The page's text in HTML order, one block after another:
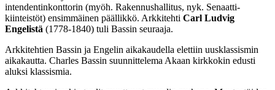
intendentinkonttorin (myöh. Rakennushallitus, nyk. Senaatti-
kiinteistöt) ensimmäinen päällikkö. Arkkitehti Carl Ludvig
Engelistä (1778-1840) tuli Bassin seuraaja.
Arkkitehtien Bassin ja Engelin aikakaudella elettiin uusklassismin
aikakautta. Charles Bassin suunnittelema Akaan kirkkokin edusti
aluksi klassismia.